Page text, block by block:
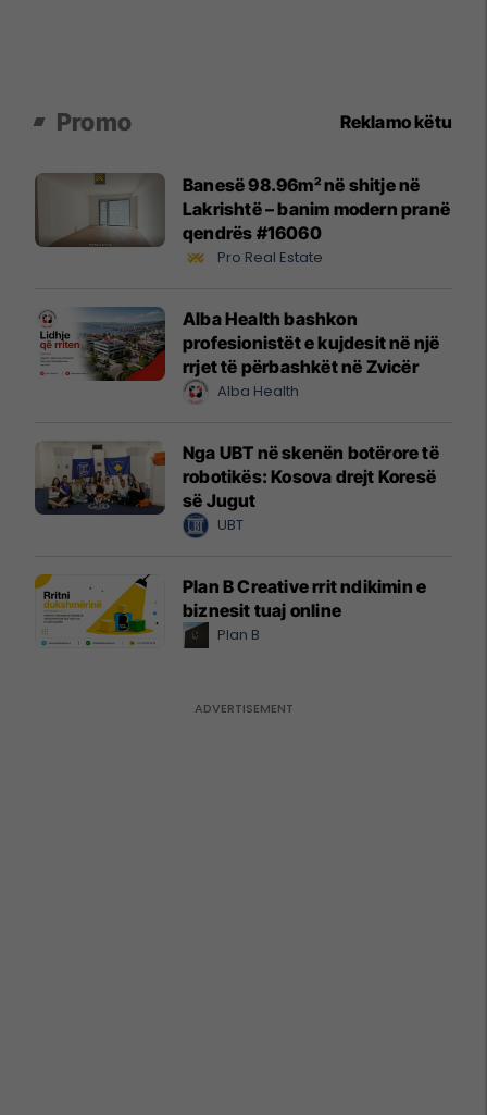
Promo Reklamo këtu
Banesë 98.96m² në shitje në
Lakrishtë – banim modern pranë
qendrës #16060
Pro Real Estate
Alba Health bashkon
profesionistët e kujdesit në një
rrjet të përbashkët në Zvicër
Alba Health
Nga UBT në skenën botërore të
robotikës: Kosova drejt Koresë
së Jugut
UBT
Plan B Creative rrit ndikimin e
biznesit tuaj online
Plan B